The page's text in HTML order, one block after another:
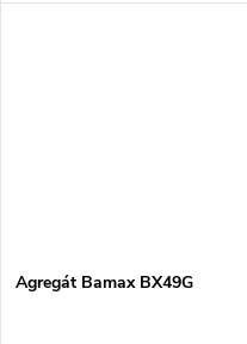
Agregát Bamax BX49G